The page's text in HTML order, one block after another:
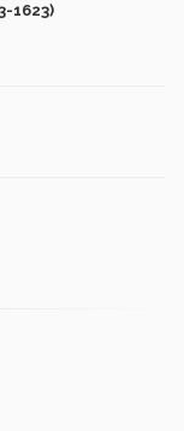
1623)